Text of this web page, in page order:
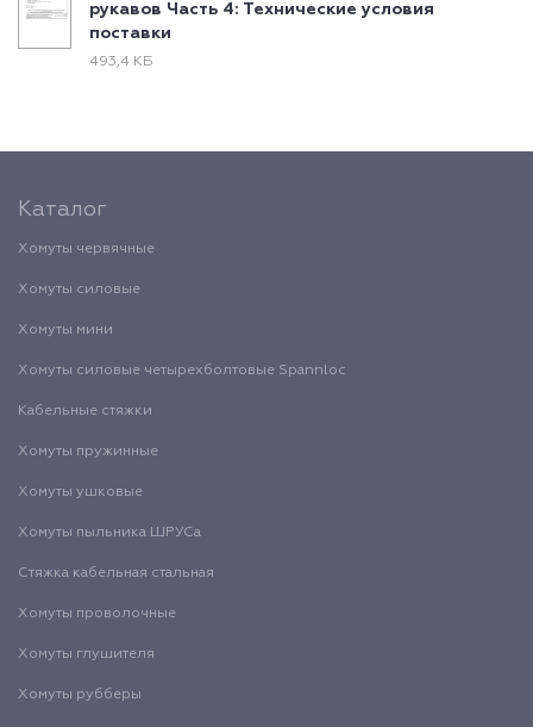
рукавов Часть 4: Технические условия
поставки
493,4 КБ
Каталог
Хомуты червячные
Хомуты силовые
Хомуты мини
Хомуты силовые четырехболтовые Spannloc
Кабельные стяжки
Хомуты пружинные
Хомуты ушковые
Хомуты пыльника ШРУСа
Стяжка кабельная стальная
Хомуты проволочные
Хомуты глушителя
Хомуты рубберы